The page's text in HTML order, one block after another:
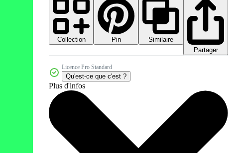
Collection Pin
Similaire
Partager
Licence Pro Standard
Qu'est-ce que c'est ?
Plus d'infos